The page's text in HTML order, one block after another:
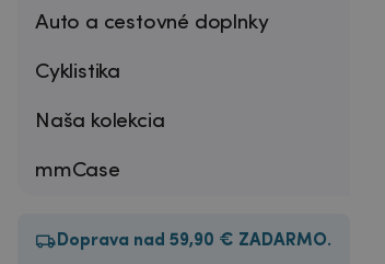
Auto a cestovné doplnky
Cyklistika
Naša kolekcia
mmCase
Doprava nad 59,90 € ZADARMO.